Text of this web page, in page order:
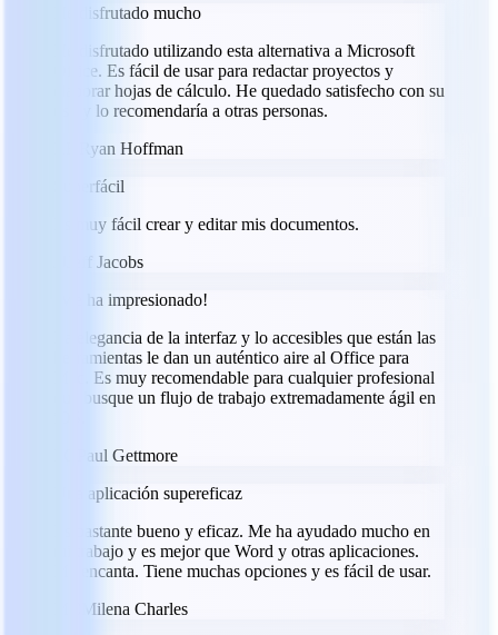
He disfrutado mucho
He disfrutado utilizando esta alternativa a Microsoft
Office. Es fácil de usar para redactar proyectos y
elaborar hojas de cálculo. He quedado satisfecho con su
uso y lo recomendaría a otras personas.
Ryan Hoffman
Superfácil
Es muy fácil crear y editar mis documentos.
Jeff Jacobs
¡Me ha impresionado!
La elegancia de la interfaz y lo accesibles que están las
herramientas le dan un auténtico aire al Office para
Mac. Es muy recomendable para cualquier profesional
que busque un flujo de trabajo extremadamente ágil en
Paul Gettmore
Una aplicación supereficaz
Es bastante bueno y eficaz. Me ha ayudado mucho en
mi trabajo y es mejor que Word y otras aplicaciones.
Me encanta. Tiene muchas opciones y es fácil de usar.
Milena Charles